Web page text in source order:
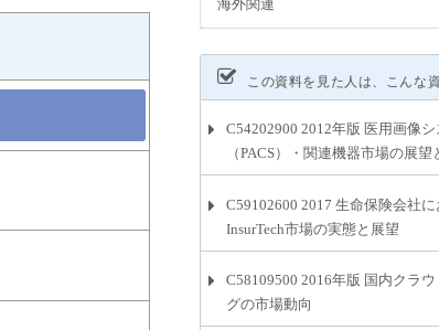
海外関連
この資料を見た人は、こんな
C54202900 2012年版 医用画像シ
（PACS）・関連機器市場の展望
C59102600 2017 生命保険会社に
InsurTech市場の実態と展望
C58109500 2016年版 国内クラ
グの市場動向